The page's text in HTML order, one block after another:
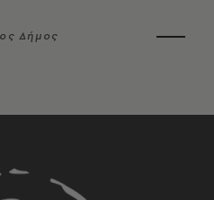
Δήμος